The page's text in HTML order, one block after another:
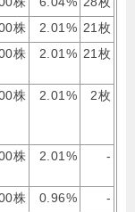
株 2.01% 21枚
株 2.01% 21枚
株 2.01% 2枚
株 2.01% -
株 0.96%
-